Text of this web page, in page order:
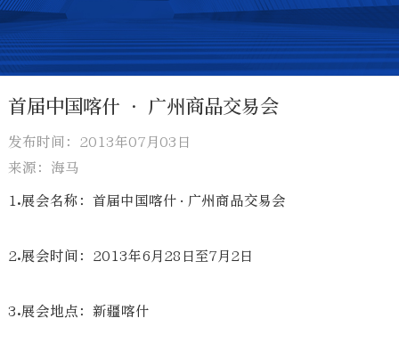
首届中国喀什 • 广州商品交易会
发布时间：2013年07月03日
来源：海马
1.展会名称：首届中国喀什 · 广州商品交易会
2.展会时间：2013年6月28日至7月2日
3.展会地点：新疆喀什